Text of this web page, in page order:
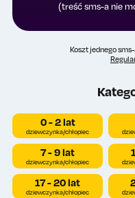
(treść sms-a nie
Koszt jednego
0 - 2 lat
dziewczynka/chłopiec
7 - 9 lat
dziewczynka/chłopiec
17 - 20 lat
dziewczynka/chłopiec